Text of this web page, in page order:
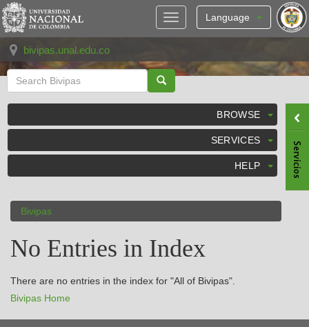
Skip
navigation
Language
bivipas.unal.edu.co
BROWSE
SERVICES
HELP
Bivipas
No Entries in Index
There are no entries in the index for "All of Bivipas".
Bivipas Home